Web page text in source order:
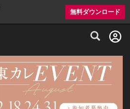
無料ダウンロード
グルメ情報・プレミアムレストラン予約